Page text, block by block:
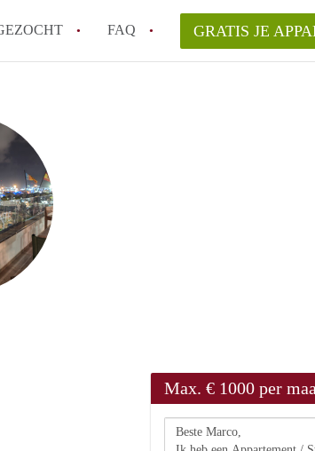
FAQ
Appartement Groningen
het om te reageren op een Appartement in Groningen?
AppartementGroningen?
van AppartementenGroningen?
vragen
GRATIS JE
Max. € 1000 per